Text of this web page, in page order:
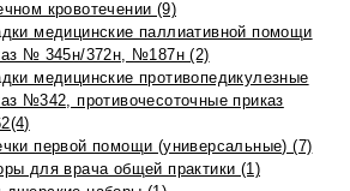
кровотечении (9)
медицинские паллиативной помощи
№ 345н/372н, №187н (2)
медицинские противопедикулезные
№342, противочесоточные приказ
первой помощи (универсальные) (7)
для врача общей практики (1)